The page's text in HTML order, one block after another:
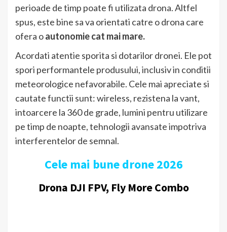
perioade de timp poate fi utilizata drona. Altfel
spus, este bine sa va orientati catre o drona care
ofera oautonomie cat mai mare.
Acordati atentie sporita si dotarilor dronei. Ele pot
spori performantele produsului, inclusiv in conditii
meteorologice nefavorabile. Cele mai apreciate si
cautate functii sunt: wireless, rezistena la vant,
intoarcere la 360 de grade, lumini pentru utilizare
pe timp de noapte, tehnologii avansate impotriva
interferentelor de semnal.
Cele mai bune drone 2026
Drona DJI FPV, Fly More Combo